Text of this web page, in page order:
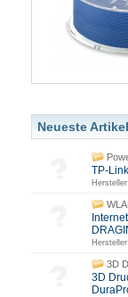
Neueste Artikel
TP-
Hersteller:
Hersteller:
3D
3D